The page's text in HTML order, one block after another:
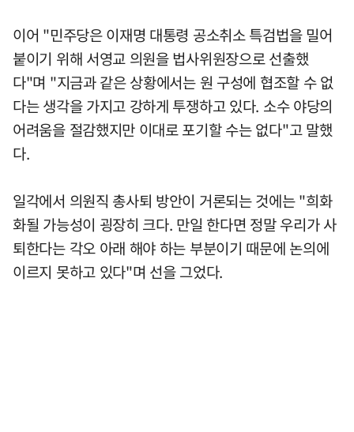
이어 "민주당은 이재명 대통령 공소취소 특검법을 밀어
붙이기 위해 서영교 의원을 법사위원장으로 선출했
다"며 "지금과 같은 상황에서는 원 구성에 협조할 수 없
다는 생각을 가지고 강하게 투쟁하고 있다. 소수 야당의
어려움을 절감했지만 이대로 포기할 수는 없다"고 말했
다.
일각에서 의원직 총사퇴 방안이 거론되는 것에는 "희화
화될 가능성이 굉장히 크다. 만일 한다면 정말 우리가 사
퇴한다는 각오 아래 해야 하는 부분이기 때문에 논의에
이르지 못하고 있다"며 선을 그었다.